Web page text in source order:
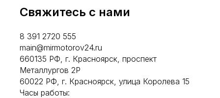
Свяжитесь с нами
8 391 2720 555
main@mirmotorov24.ru
660135 РФ, г. Красноярск, проспект
Металлургов 2Р
60022 РФ, г. Красноярск, улица Королева 15
Часы работы: